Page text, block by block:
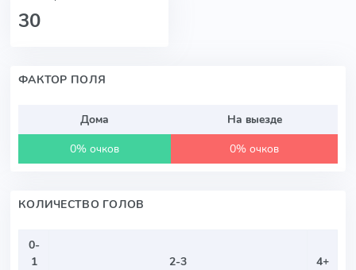
30
ФАКТОР ПОЛЯ
Дома
На выезде
0% очков
0% очков
КОЛИЧЕСТВО ГОЛОВ
0-
1
2-3
4+